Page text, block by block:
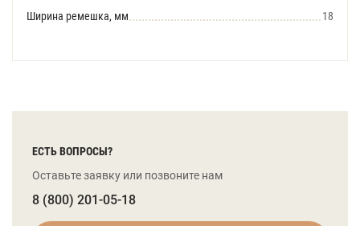
Ширина ремешка, мм
18
ЕСТЬ ВОПРОСЫ?
Оставьте заявку или позвоните нам
8 (800) 201-05-18